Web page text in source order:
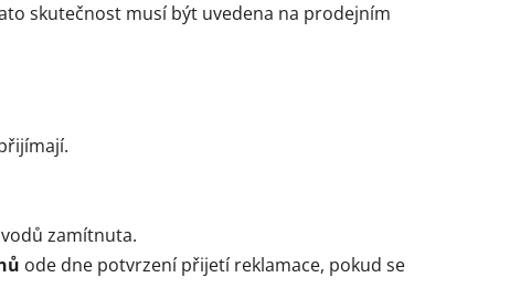
skutečnost musí být uvedena na prodejním
zamítnuta.
ode dne potvrzení přijetí reklamace, pokud se